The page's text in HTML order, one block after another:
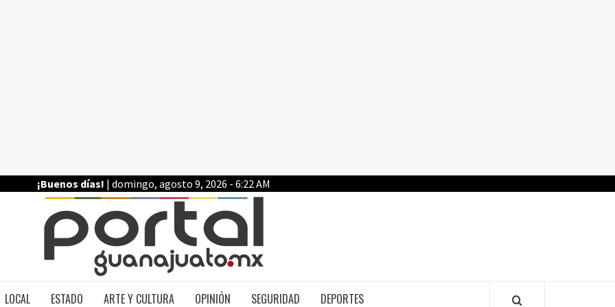
¡Buenos días! | domingo, agosto 9, 2026 - 6:22 AM
LOCAL ESTADO ARTE Y CULTURA OPINIÓN SEGURIDAD DEPORTES